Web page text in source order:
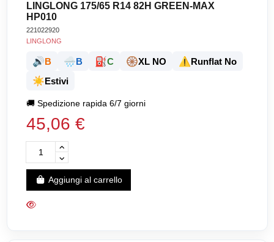
LINGLONG 175/65 R14 82H GREEN-MAX
HP010
221022920
LINGLONG
🔊B 🌧️B ⛽C 🛞XL NO ⚠️Runflat No
☀️Estivi
🚚Spedizione rapida 6/7 giorni
45,06 €
Aggiungi al carrello